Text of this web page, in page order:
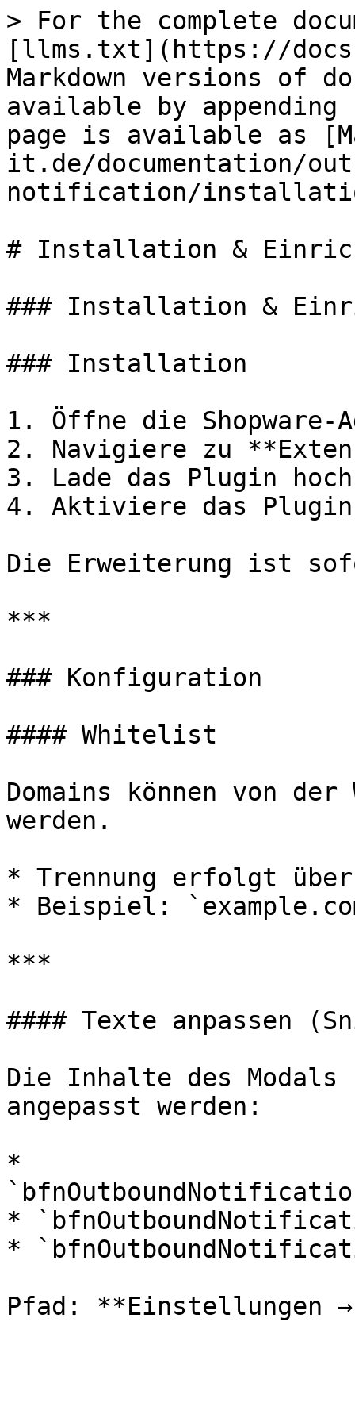
> For the complete
[llms.txt](https://
Markdown versions of
available by
page is available as
it.de/documentation/
notification/
# Installation &
### Installation &
### Installation
1. Öffne die Shopware-
2. Navigiere zu
3. Lade das Plugin
4. Aktiviere das Plugin
Die Erweiterung ist
***
### Konfiguration
#### Whitelist
Domains können von der
werden.
* Trennung erfolgt
* Beispiel:
***
#### Texte anpassen
Die Inhalte des Modals
angepasst werden:
*
*
*